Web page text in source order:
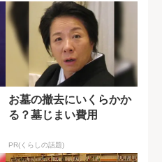
お墓の撤去にいくらかか
る？墓じまい費用
PR(くらしの話題)